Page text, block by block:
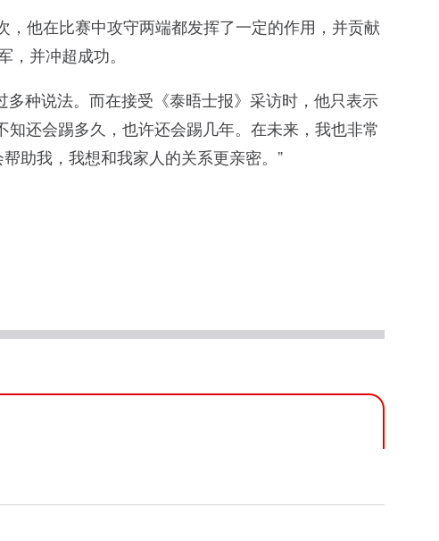
，他在比赛中攻守两端都发挥了一定的作用，并贡献
并冲超成功。
多种说法。而在接受《泰晤士报》采访时，他只表示
知还会踢多久，也许还会踢几年。在未来，我也非常
助我，我想和我家人的关系更亲密。”